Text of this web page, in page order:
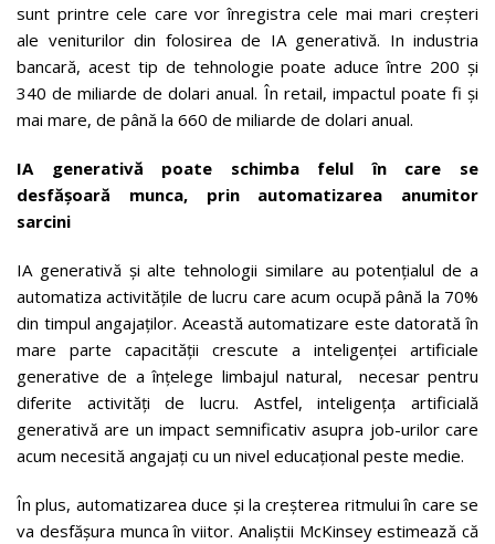
sunt printre cele care vor înregistra cele mai mari creșteri
ale veniturilor din folosirea de IA generativă. In industria
bancară, acest tip de tehnologie poate aduce între 200 și
340 de miliarde de dolari anual. În retail, impactul poate fi și
mai mare, de până la 660 de miliarde de dolari anual.
IA generativă poate schimba felul în care se
desfășoară munca, prin automatizarea anumitor
sarcini
IA generativă și alte tehnologii similare au potențialul de a
automatiza activitățile de lucru care acum ocupă până la 70%
din timpul angajaților. Această automatizare este datorată în
mare parte capacității crescute a inteligenței artificiale
generative de a înțelege limbajul natural, necesar pentru
diferite activități de lucru. Astfel, inteligența artificială
generativă are un impact semnificativ asupra job-urilor care
acum necesită angajați cu un nivel educațional peste medie.
În plus, automatizarea duce și la creșterea ritmului în care se
va desfășura munca în viitor. Analiștii McKinsey estimează că